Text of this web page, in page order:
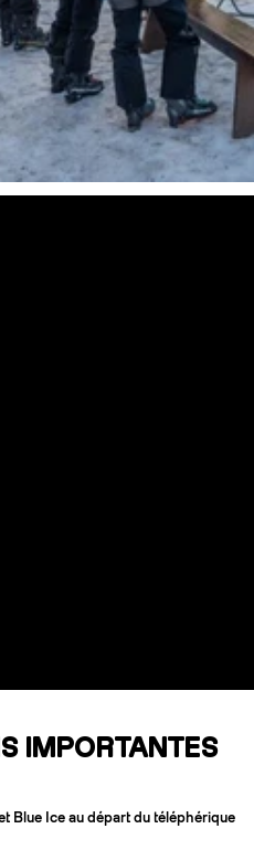
IMPORTANTES
Blue Ice au départ du téléphérique